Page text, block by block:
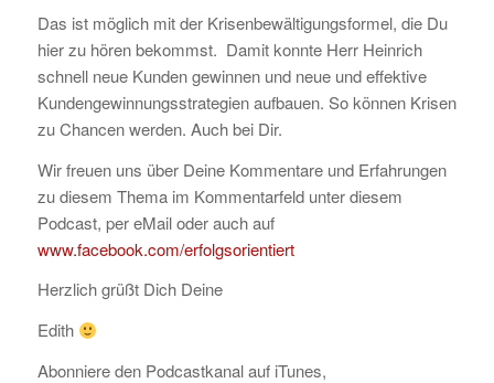
Das ist möglich mit der Krisenbewältigungsformel, die Du
hier zu hören bekommst. Damit konnte Herr Heinrich
schnell neue Kunden gewinnen und neue und effektive
Kundengewinnungsstrategien aufbauen. So können Krisen
zu Chancen werden. Auch bei Dir.
Wir freuen uns über Deine Kommentare und Erfahrungen
zu diesem Thema im Kommentarfeld unter diesem
Podcast, per eMail oder auch auf
www.facebook.com/erfolgsorientiert
Herzlich grüßt Dich Deine
Edith
Abonniere den Podcastkanal auf iTunes,